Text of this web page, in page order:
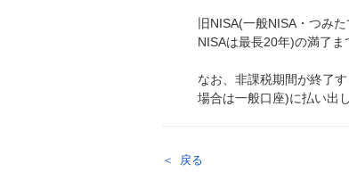
回答
旧NISA(一般NISA・つみ
NISAは最長20年)の満了ま
なお、非課税期間が終了
場合は一般口座)に払い出
戻る